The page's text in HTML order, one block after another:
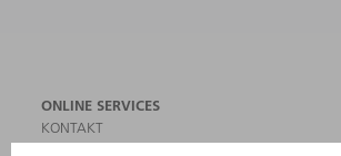
ONLINE SERVICES
KONTAKT